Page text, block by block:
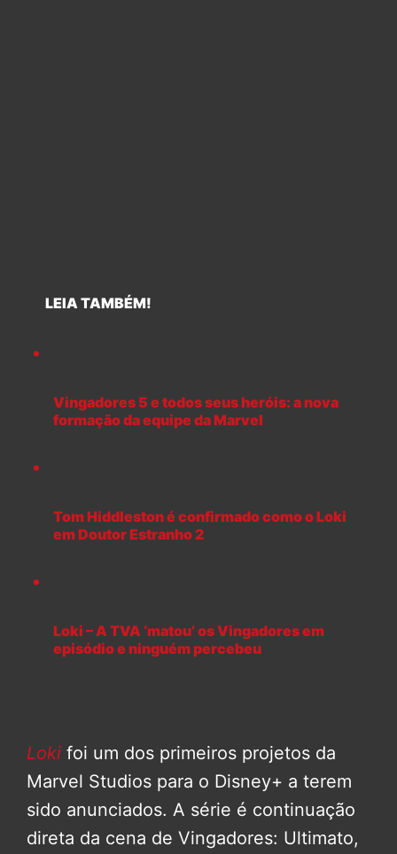
LEIA TAMBÉM!
Vingadores 5 e todos seus heróis: a nova
formação da equipe da Marvel
Tom Hiddleston é confirmado como o Loki
em Doutor Estranho 2
Loki – A TVA ‘matou’ os Vingadores em
episódio e ninguém percebeu
Loki foi um dos primeiros projetos da
Marvel Studios para o Disney+ a terem
sido anunciados. A série é continuação
direta da cena de Vingadores: Ultimato,